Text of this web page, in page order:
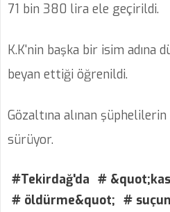
71 bin 380 lira ele geçirildi.
K.K'nin başka bir isim adına
beyan ettiği öğrenildi.
Gözaltına alınan
sürüyor.
#Tekirdağ'da #
# öldürme&quot; #